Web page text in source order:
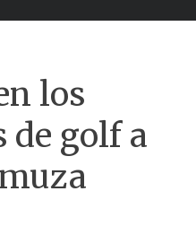
los
de golf a